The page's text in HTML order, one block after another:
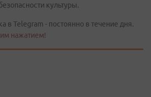
культуры.
в Telegram - постоянно в течение дня.
нажатием!